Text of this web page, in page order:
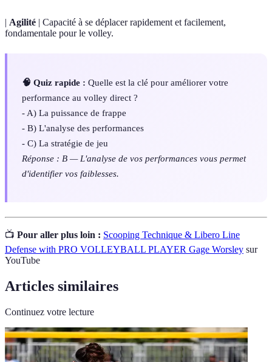
| Agilité | Capacité à se déplacer rapidement et facilement,
fondamentale pour le volley.
🧠 Quiz rapide : Quelle est la clé pour améliorer votre
performance au volley direct ?
- A) La puissance de frappe
- B) L'analyse des performances
- C) La stratégie de jeu
Réponse : B — L'analyse de vos performances vous permet
d'identifier vos faiblesses.
📺 Pour aller plus loin : Scooping Technique & Libero Line
Defense with PRO VOLLEYBALL PLAYER Gage Worsley sur
YouTube
Articles similaires
Continuez votre lecture